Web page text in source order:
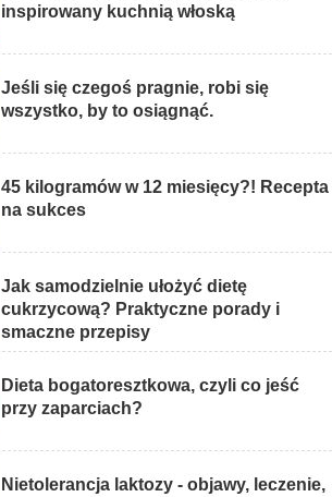
inspirowany kuchnią włoską
Jeśli się czegoś pragnie, robi się
wszystko, by to osiągnąć.
45 kilogramów w 12 miesięcy?! Recepta
na sukces
Jak samodzielnie ułożyć dietę
cukrzycową? Praktyczne porady i
smaczne przepisy
Dieta bogatoresztkowa, czyli co jeść
przy zaparciach?
Nietolerancja laktozy - objawy, leczenie,